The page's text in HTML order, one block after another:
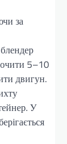
за
5–10
двигун.
У